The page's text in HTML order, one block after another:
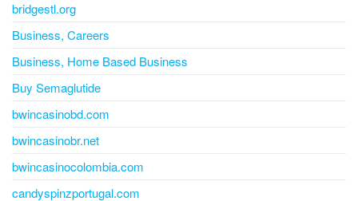
bridgestl.org
Business, Careers
Business, Home Based Business
Buy Semaglutide
bwincasinobd.com
bwincasinobr.net
bwincasinocolombia.com
candyspinzportugal.com